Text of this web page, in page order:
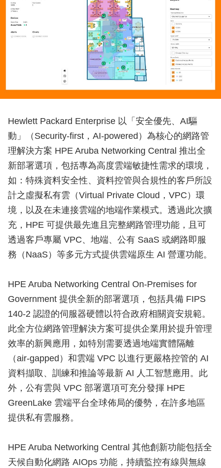
Hewlett Packard Enterprise 以「安全優先、AI驅
動」（Security-first，AI-powered）為核心的網路管
理解決方案 HPE Aruba Networking Central 推出全
新部署選項，包括專為高度雲端敏捷性需求的環境，
如：特殊資料安全性、資料控管與合規性的客戶所設
計之虛擬私有雲（Virtual Private Cloud，VPC）環
境，以及在未連接雲端的地端作業模式。透過此次擴
充，HPE 可提供最先進且完整網路管理功能，且可
透過客戶專屬 VPC、地端、公有 SaaS 或網路即服
務（NaaS）等多元方式提供雲端原生 AI 營運功能。
HPE Aruba Networking Central On-Premises for
Government 提供全新的部署選項，包括具備 FIPS
140-2 認證的伺服器硬體以符合政府相關資安規範。
此全方位網路管理解決方案可提供企業用於提升管理
效率的新興應用，如特別需要透過地端實體隔離
（air-gapped）和雲端 VPC 以進行更嚴格控管的 AI
資料擷取、訓練和推論等最新 AI 人工智慧應用。此
外，公有雲與 VPC 部署選項可充分發揮 HPE
GreenLake 雲端平台全球佈局的優勢，在許多地區
提供私有雲服務。
HPE Aruba Networking Central 其他創新功能包括全
天候自動化網路 AIOps 功能，持續監控有線與無線